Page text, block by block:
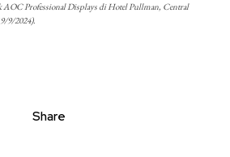
AOC Professional Displays di Hotel Pullman, Central
9/2024).
Share